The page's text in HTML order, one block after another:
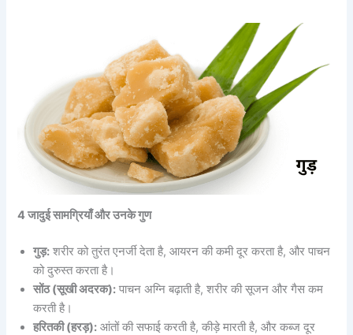
4 जादुई सामग्रियाँ और उनके गुण
गुड़: शरीर को तुरंत एनर्जी देता है, आयरन की कमी दूर करता है, और पाचन
को दुरुस्त करता है।
सोंठ (सूखी अदरक): पाचन अग्नि बढ़ाती है, शरीर की सूजन और गैस कम
करती है।
हरितकी (हरड़): आंतों की सफाई करती है, कीड़े मारती है, और कब्ज दूर